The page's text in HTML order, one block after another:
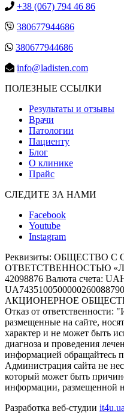
+38 (067) 794 46 86
380677944686
380677944686
info@ladisten.com
ПОЛЕЗНЫЕ ССЫЛКИ
Результаты и отзывы
Врачи
Патологии
Пациенту
Блог
О клинике
Прайс
СЛЕДИТЕ ЗА НАМИ
Facebook
Youtube
Instagram
Реквизиты: ОБЩЕСТВО С
ОТВЕТСТВЕННОСТЬЮ
42098876 Валюта счета:
АКЦИОНЕРНОЕ
Отказ от ответственности:
размещенные на сайте,
характер и не может быть
диагноза и проведения
информацией обращайтесь
Администрация сайта не
который может быть
информации, размещенной
Разработка веб-студии it4u.ua